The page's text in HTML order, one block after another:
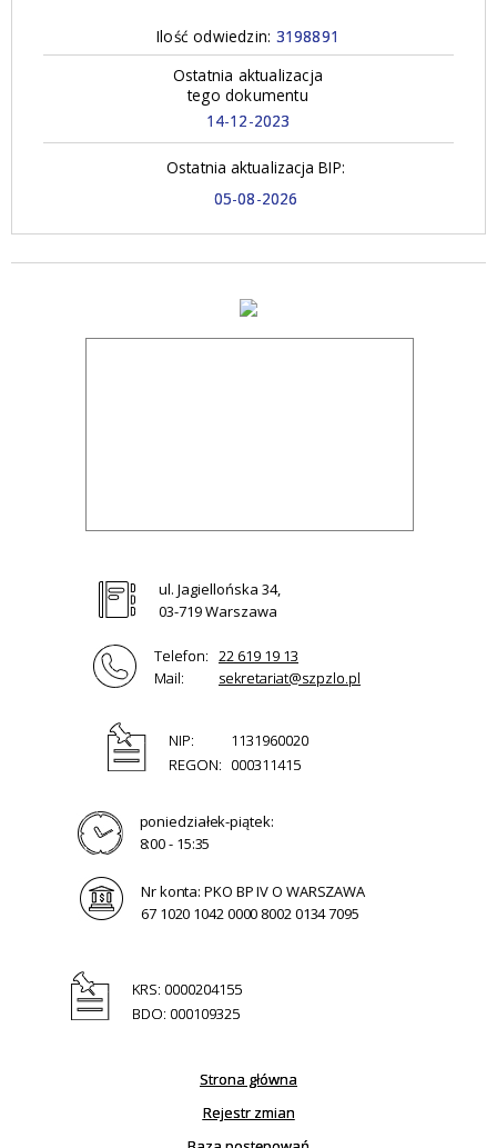
Ilość odwiedzin: 3198891
Ostatnia aktualizacja
tego dokumentu
14-12-2023
Ostatnia aktualizacja BIP:
05-08-2026
ul. Jagiellońska 34,
03-719 Warszawa
Telefon:
22 619 19 13
Mail:
sekretariat@szpzlo.pl
NIP:
1131960020
REGON: 000311415
poniedziałek-piątek:
8:00 - 15:35
Nr konta: PKO BP IV O WARSZAWA
67 1020 1042 0000 8002 0134 7095
KRS: 0000204155
BDO: 000109325
Strona główna
Rejestr zmian